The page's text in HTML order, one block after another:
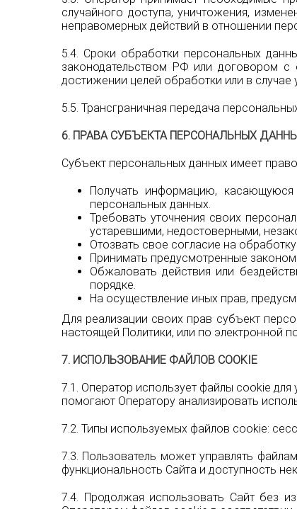
случайного доступа, уничтожения,
неправомерных действий в отношении
5.4. Сроки обработки персональных
законодательством РФ или договором
достижении целей обработки или в
5.5. Трансграничная передача
6. ПРАВА СУБЪЕКТА ПЕРСОНАЛЬНЫХ
Субъект персональных данных имеет
Получать информацию,
персональных данных.
Требовать уточнения своих
устаревшими, недостоверными,
Отозвать свое согласие на
Принимать предусмотренные
Обжаловать действия или
порядке.
На осуществление иных прав,
Для реализации своих прав субъект
настоящей Политики, или по электронной
7. ИСПОЛЬЗОВАНИЕ ФАЙЛОВ COOKIE
7.1. Оператор использует файлы cookie
помогают Оператору анализировать
7.2. Типы используемых файлов cookie:
7.3. Пользователь может управлять
функциональность Сайта и доступность
7.4. Продолжая использовать Сайт без